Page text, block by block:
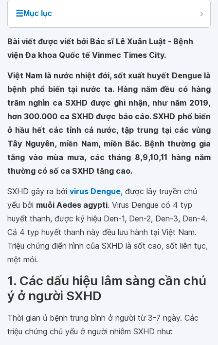
☰Mục lục
Bài viết được viết bởi Bác sĩ Lê Xuân Luật - Bệnh
viện Đa khoa Quốc tế Vinmec Times City.
Việt Nam là nước nhiệt đới, sốt xuất huyết Dengue là
bệnh phổ biến tại nước ta. Hàng năm đều có hàng
trăm nghìn ca SXHD được ghi nhận, như năm 2019,
hơn 300.000 ca SXHD được báo cáo. SXHD phổ biến
ở hầu hết các tỉnh cả nước, tập trung tại các vùng
Tây Nguyên, miền Nam, miền Bắc. Bệnh thường gia
tăng vào mùa mưa, các tháng 8,9,10,11 hàng năm
thường có số ca SXHD tăng cao.
SXHD gây ra bởi virus Dengue, được lây truyền chủ
yếu bởi muỗi Aedes agypti. Virus Dengue có 4 typ
huyết thanh, được ký hiệu Den-1, Den-2, Den-3, Den-4.
Cả 4 typ huyết thanh này đều lưu hành tại Việt Nam.
Triệu chứng điển hình của SXHD là sốt cao, sốt liên tục,
mệt mỏi.
1. Các dấu hiệu lâm sàng cần chú
ý ở người SXHD
Thời gian ủ bệnh trung bình ở người từ 3-7 ngày. Các
triệu chứng chủ yếu ở người nhiễm SXHD như: